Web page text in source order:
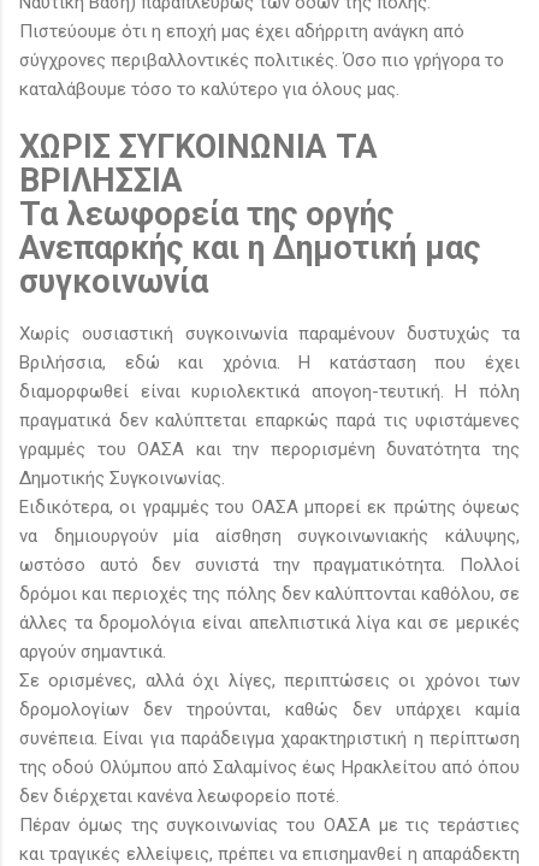
Πιστεύουμε ότι η εποχή μας έχει αδήρριτη ανάγκη από
σύγχρονες περιβαλλοντικές πολιτικές. Όσο πιο γρήγορα το
καταλάβουμε τόσο το καλύτερο για όλους μας.
ΧΩΡΙΣ ΣΥΓΚΟΙΝΩΝΙΑ ΤΑ
ΒΡΙΛΗΣΣΙΑ
Τα λεωφορεία της οργής
Ανεπαρκής και η Δημοτική μας
συγκοινωνία
Χωρίς ουσιαστική συγκοινωνία παραμένουν δυστυχώς τα
Βριλήσσια, εδώ και χρόνια. Η κατάσταση που έχει
διαμορφωθεί είναι κυριολεκτικά απογοη-τευτική. Η πόλη
πραγματικά δεν καλύπτεται επαρκώς παρά τις υφιστάμενες
γραμμές του ΟΑΣΑ και την περορισμένη δυνατότητα της
Δημοτικής Συγκοινωνίας.
Ειδικότερα, οι γραμμές του ΟΑΣΑ μπορεί εκ πρώτης όψεως
να δημιουργούν μία αίσθηση συγκοινωνιακής κάλυψης,
ωστόσο αυτό δεν συνιστά την πραγματικότητα. Πολλοί
δρόμοι και περιοχές της πόλης δεν καλύπτονται καθόλου, σε
άλλες τα δρομολόγια είναι απελπιστικά λίγα και σε μερικές
αργούν σημαντικά.
Σε ορισμένες, αλλά όχι λίγες, περιπτώσεις οι χρόνοι των
δρομολογίων δεν τηρούνται, καθώς δεν υπάρχει καμία
συνέπεια. Είναι για παράδειγμα χαρακτηριστική η περίπτωση
της οδού Ολύμπου από Σαλαμίνος έως Ηρακλείτου από όπου
δεν διέρχεται κανένα λεωφορείο ποτέ.
Πέραν όμως της συγκοινωνίας του ΟΑΣΑ με τις τεράστιες
και τραγικές ελλείψεις, πρέπει να επισημανθεί η απαράδεκτη